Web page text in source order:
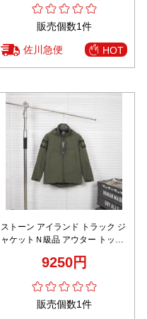
販売個数1件
佐川急便 HOT
ストーン アイランド トラック ジ
ャケットＮ級品 アウター トップ
ルジャケット グリーン
9250円
販売個数1件